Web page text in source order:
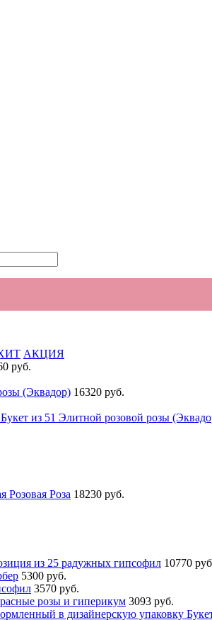
АКЦИЯ
руб.
(Эквадор) 16320 руб.
Букет из 51 Элитной розовой розы
Розовая Роза 18230 руб.
из 25 радужных гипсофил 10770
5300 руб.
3570 руб.
розы и гиперикум 3093 руб.